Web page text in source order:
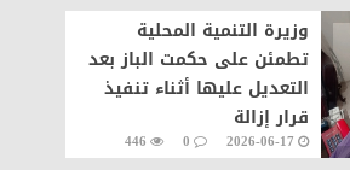
وزيرة التنمية المحلية
تطمئن على حكمت الباز بعد
التعديل عليها أثناء تنفيذ
قرار إزالة
2026-06-17
0
446